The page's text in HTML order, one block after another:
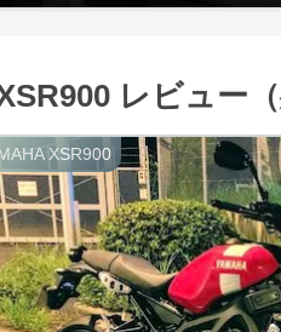
レビュー
XSR900